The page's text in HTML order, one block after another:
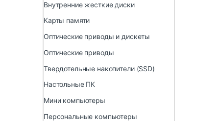
Внутренние жесткие диски
Карты памяти
Оптические приводы и дискеты
Оптические приводы
Твердотельные накопители (SSD)
Настольные ПК
Мини компьютеры
Персональные компьютеры